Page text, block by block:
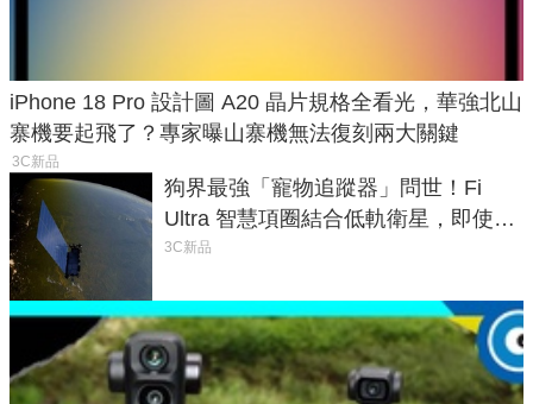
iPhone 18 Pro 設計圖 A20 晶片規格全看光，華強北山
寨機要起飛了？專家曝山寨機無法復刻兩大關鍵
3C新品
狗界最強「寵物追蹤器」問世！Fi
Ultra 智慧項圈結合低軌衛星，即使在
密林山谷也能精準找回愛犬
3C新品